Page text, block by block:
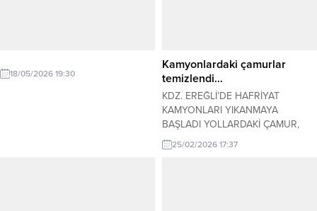
18/05/2026 19:30
Kamyonlardaki çamurlar
temizlendi…
KDZ. EREĞLİ’DE HAFRİYAT
KAMYONLARI YIKANMAYA
BAŞLADI YOLLARDAKİ ÇAMUR,
YARI YARIYA AZALDI Kdz. Ereğli’de
Askeri Limanın yapımına hafriyat
25/02/2026 17:37